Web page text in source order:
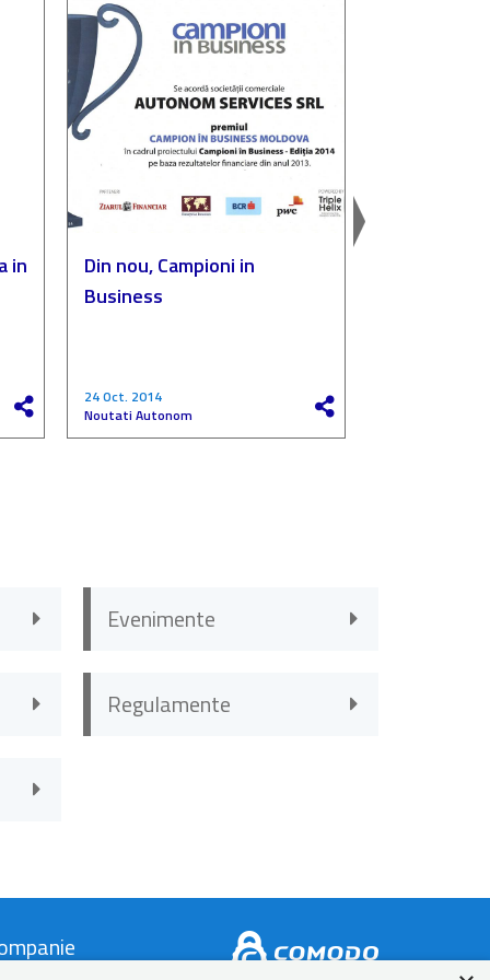
in
Din nou, Campioni in
Business
24 Oct. 2014
Noutati Autonom
Evenimente
Regulamente